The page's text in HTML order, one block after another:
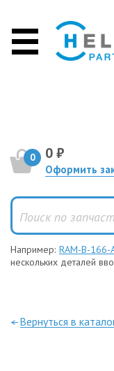
0 0 ₽
Оформить
Например: RAM-B-166-
нескольких деталей
—Вернуться в